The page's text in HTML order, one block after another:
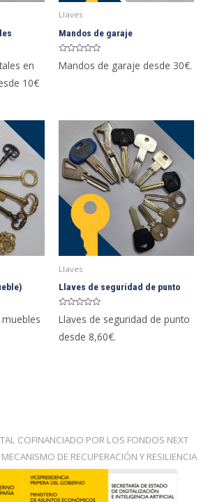
en
10€
Llaves
Mandos de garaje
Valorado
con
Mandos de garaje desde 30€.
Llaves
Llaves de seguridad de punto
Valorado
con
de
Llaves de seguridad de punto
desde 8,60€.
COFINANCIADO POR LOS FONDOS NEXT
DE RECUPERACIÓN Y RESILIENCIA​